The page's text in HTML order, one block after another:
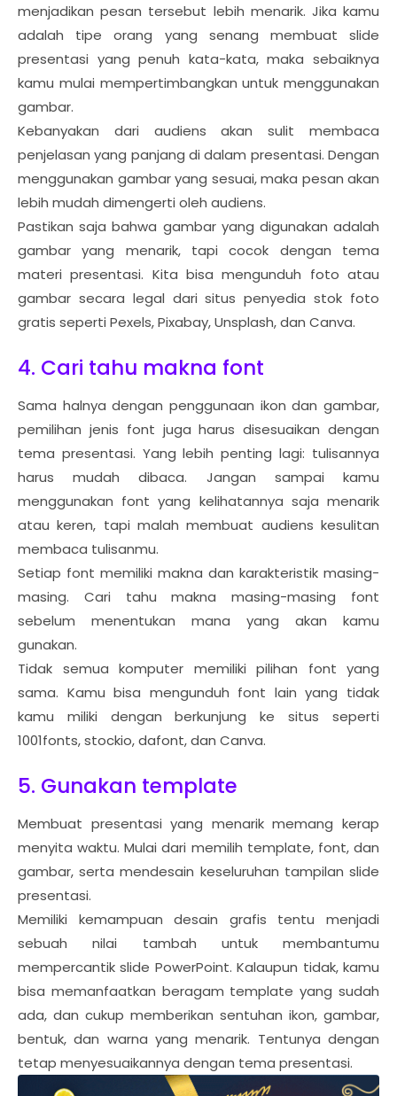
menjadikan pesan tersebut lebih menarik. Jika kamu
adalah tipe orang yang senang membuat slide
presentasi yang penuh kata-kata, maka sebaiknya
kamu mulai mempertimbangkan untuk menggunakan
gambar.
Kebanyakan dari audiens akan sulit membaca
penjelasan yang panjang di dalam presentasi. Dengan
menggunakan gambar yang sesuai, maka pesan akan
lebih mudah dimengerti oleh audiens.
Pastikan saja bahwa gambar yang digunakan adalah
gambar yang menarik, tapi cocok dengan tema
materi presentasi. Kita bisa mengunduh foto atau
gambar secara legal dari situs penyedia stok foto
gratis seperti Pexels, Pixabay, Unsplash, dan Canva.
4. Cari tahu makna font
Sama halnya dengan penggunaan ikon dan gambar,
pemilihan jenis font juga harus disesuaikan dengan
tema presentasi. Yang lebih penting lagi: tulisannya
harus mudah dibaca. Jangan sampai kamu
menggunakan font yang kelihatannya saja menarik
atau keren, tapi malah membuat audiens kesulitan
membaca tulisanmu.
Setiap font memiliki makna dan karakteristik masing-
masing. Cari tahu makna masing-masing font
sebelum menentukan mana yang akan kamu
gunakan.
Tidak semua komputer memiliki pilihan font yang
sama. Kamu bisa mengunduh font lain yang tidak
kamu miliki dengan berkunjung ke situs seperti
1001fonts, stockio, dafont, dan Canva.
5. Gunakan template
Membuat presentasi yang menarik memang kerap
menyita waktu. Mulai dari memilih template, font, dan
gambar, serta mendesain keseluruhan tampilan slide
presentasi.
Memiliki kemampuan desain grafis tentu menjadi
sebuah nilai tambah untuk membantumu
mempercantik slide PowerPoint. Kalaupun tidak, kamu
bisa memanfaatkan beragam template yang sudah
ada, dan cukup memberikan sentuhan ikon, gambar,
bentuk, dan warna yang menarik. Tentunya dengan
tetap menyesuaikannya dengan tema presentasi.